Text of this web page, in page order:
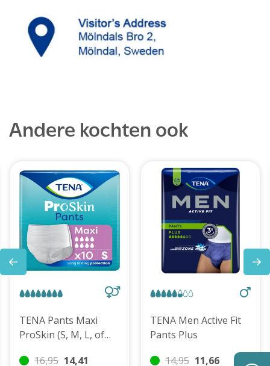
Andere kochten ook
TENA Pants Maxi
ProSkin (S, M, L, of
16,95 14,41
TENA Men Active Fit
Pants Plus
14,95 11,66